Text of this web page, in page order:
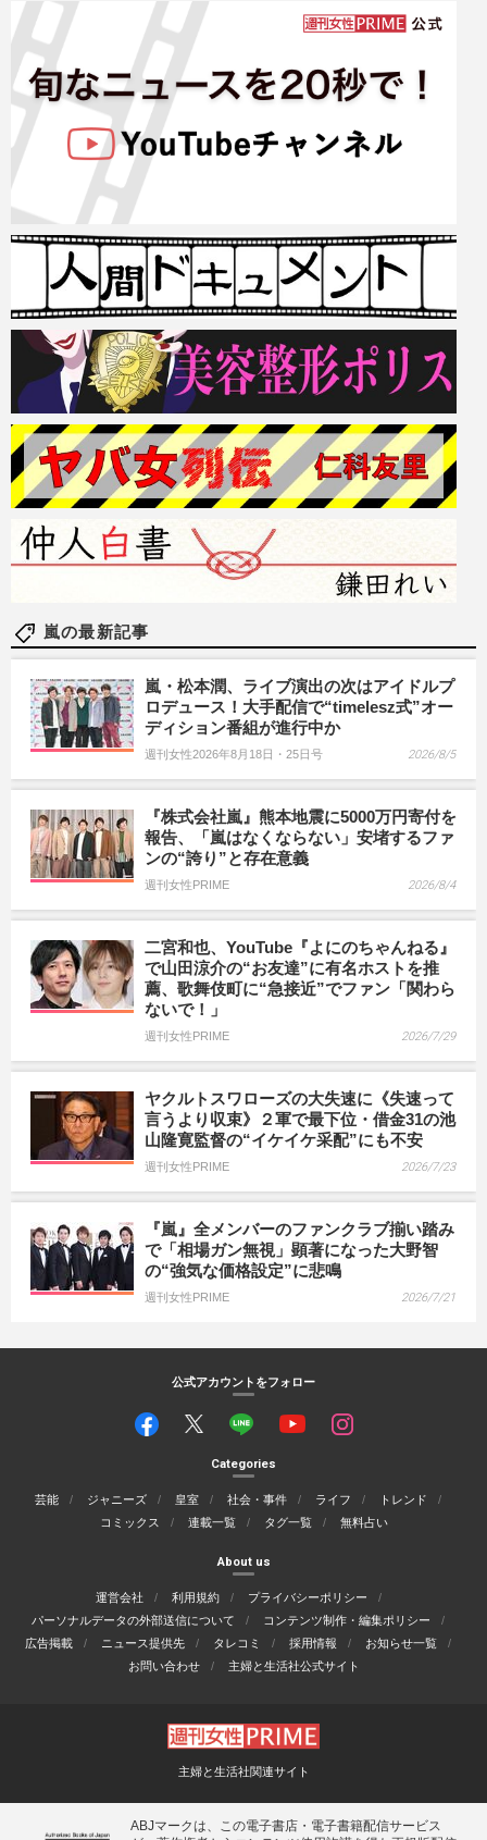
嵐の最新記事
嵐・松本潤、ライブ演出の次はアイドルプ
ロデュース！大手配信で“timelesz式”オー
ディション番組が進行中か
週刊女性2026年8月18日・25日号 2026/8/5
『株式会社嵐』熊本地震に5000万円寄付を
報告、「嵐はなくならない」安堵するファ
ンの“誇り”と存在意義
週刊女性PRIME 2026/8/4
二宮和也、YouTube『よにのちゃんねる』
で山田涼介の“お友達”に有名ホストを推
薦、歌舞伎町に“急接近”でファン「関わら
ないで！」
週刊女性PRIME 2026/7/29
ヤクルトスワローズの大失速に《失速って
言うより収束》２軍で最下位・借金31の池
山隆寛監督の“イケイケ采配”にも不安
週刊女性PRIME 2026/7/23
『嵐』全メンバーのファンクラブ揃い踏み
で「相場ガン無視」顕著になった大野智
の“強気な価格設定”に悲鳴
週刊女性PRIME 2026/7/21
公式アカウントをフォロー
Categories
芸能 ジャニーズ 皇室 社会・事件 ライフ
トレンド
コミックス
連載一覧 タグ一覧 無料占い
About us
運営会社 利用規約
プライバシーポリシー
パーソナルデータの外部送信について
コンテンツ制作・編集ポリシー
広告掲載
ニュース提供先 タレコミ 採用情報
お知らせ一覧
お問い合わせ
主婦と生活社公式サイト
主婦と生活社関連サイト
ABJマークは、この電子書店・電子書籍配信サービス